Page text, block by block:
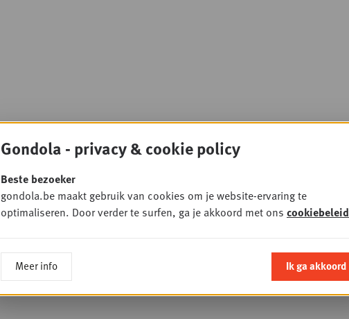
Gondola - privacy & cookie policy
Beste bezoeker
gondola.be maakt gebruik van cookies om je website-ervaring te
optimaliseren. Door verder te surfen, ga je akkoord met ons cookiebeleid
Meer info Ik ga akkoord